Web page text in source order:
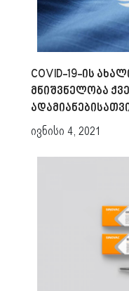
COVID-19-ის
მნიშვნელობა
ივნისი 4, 2021